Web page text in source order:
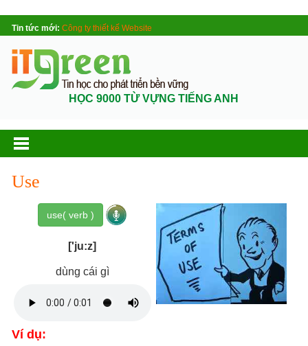
Tin tức mới: Công ty thiết kế Website
HỌC 9000 TỪ VỰNG TIẾNG ANH
Use
use( verb )
['ju:z]
dùng cái gì
Ví dụ: